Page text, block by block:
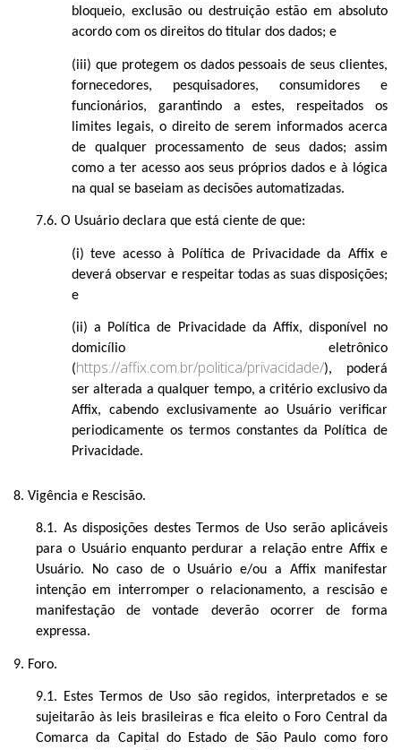
bloqueio, exclusão ou destruição estão em absoluto
acordo com os direitos do titular dos dados; e
(iii) que protegem os dados pessoais de seus clientes,
fornecedores, pesquisadores, consumidores e
funcionários, garantindo a estes, respeitados os
limites legais, o direito de serem informados acerca
de qualquer processamento de seus dados; assim
como a ter acesso aos seus próprios dados e à lógica
na qual se baseiam as decisões automatizadas.
7.6. O Usuário declara que está ciente de que:
(i) teve acesso à Política de Privacidade da Affix e
deverá observar e respeitar todas as suas disposições;
e
(ii) a Política de Privacidade da Affix, disponível no
domicílio eletrônico
(https://affix.com.br/politica/privacidade/), poderá
ser alterada a qualquer tempo, a critério exclusivo da
Affix, cabendo exclusivamente ao Usuário verificar
periodicamente os termos constantes da Política de
Privacidade.
8. Vigência e Rescisão.
8.1. As disposições destes Termos de Uso serão aplicáveis
para o Usuário enquanto perdurar a relação entre Affix e
Usuário. No caso de o Usuário e/ou a Affix manifestar
intenção em interromper o relacionamento, a rescisão e
manifestação de vontade deverão ocorrer de forma
expressa.
9. Foro.
9.1. Estes Termos de Uso são regidos, interpretados e se
sujeitarão às leis brasileiras e fica eleito o Foro Central da
Comarca da Capital do Estado de São Paulo como foro